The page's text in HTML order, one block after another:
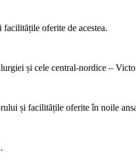
oferite de acestea.
și cele central-nordice –
și facilitățile oferite în noile